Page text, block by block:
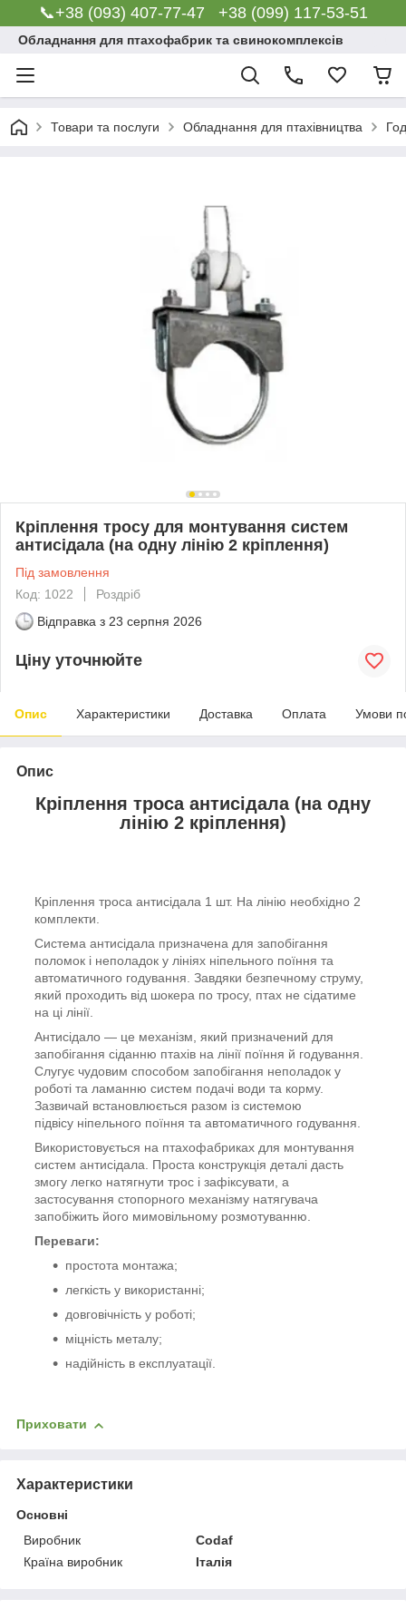
📞+38 (093) 407-77-47 +38 (099) 117-53-51
Обладнання для птахофабрик та свинокомплексів
Товари та послуги Обладнання для птахівництва
Кріплення тросу для монтування систем
антисідала (на одну лінію 2 кріплення)
Під замовлення
Код: 1022
Роздріб
Відправка з 23 серпня 2026
Ціну уточнюйте
Опис Характеристики Доставка Оплата Умови
Опис
Кріплення троса антисідала (на одну
лінію 2 кріплення)
Кріплення троса антисідала 1 шт. На лінію необхідно 2
комплекти.
Система антисідала призначена для запобігання
поломок і неполадок у лініях ніпельного поїння та
автоматичного годування. Завдяки безпечному струму,
який проходить від шокера по тросу, птах не сідатиме
на ці лінії.
Антисідало — це механізм, який призначений для
запобігання сіданню птахів на лінії поїння й годування.
Слугує чудовим способом запобігання неполадок у
роботі та ламанню систем подачі води та корму.
Зазвичай встановлюється разом із системою
підвісу ніпельного поїння та автоматичного годування.
Використовується на птахофабриках для монтування
систем антисідала. Проста конструкція деталі дасть
змогу легко натягнути трос і зафіксувати, а
застосування стопорного механізму натягувача
запобіжить його мимовільному розмотуванню.
Переваги:
простота монтажа;
легкість у використанні;
довговічність у роботі;
міцність металу;
надійність в експлуатації.
Приховати
Характеристики
Основні
Виробник
Codaf
Країна виробник
Італія